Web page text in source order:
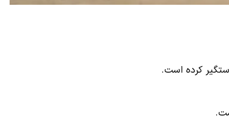
کرده است.